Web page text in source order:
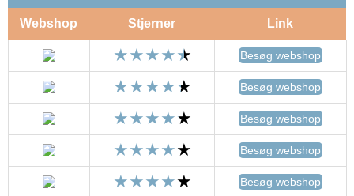
Webshop Stjerner Link
Besøg webshop
Besøg webshop
Besøg webshop
Besøg webshop
Besøg webshop